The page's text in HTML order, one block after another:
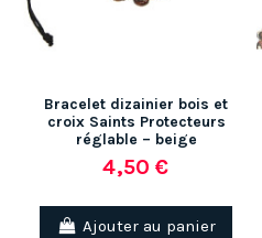
Bracelet dizainier bois et
croix Saints Protecteurs
réglable – beige
4,50 €
Ajouter au panier